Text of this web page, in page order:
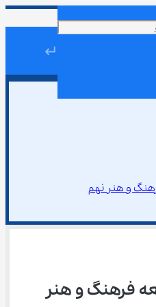
↵
و هنر نهم
فرهنگ و هنر